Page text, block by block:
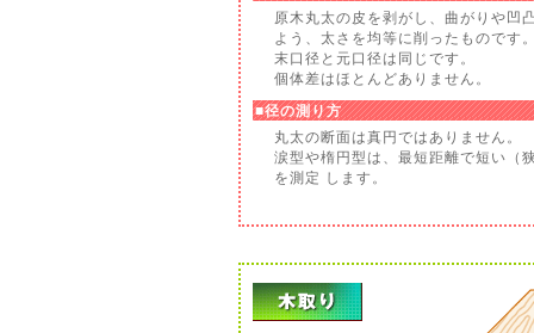
原木丸太の皮を剥がし、曲がりや凹
よう、太さを均等に削ったものです
末口径と元口径は同じです。
個体差はほとんどありません。
■径の測り方
丸太の断面は真円ではありません。
涙型や楕円型は、最短距離で短い（
を測定 します。